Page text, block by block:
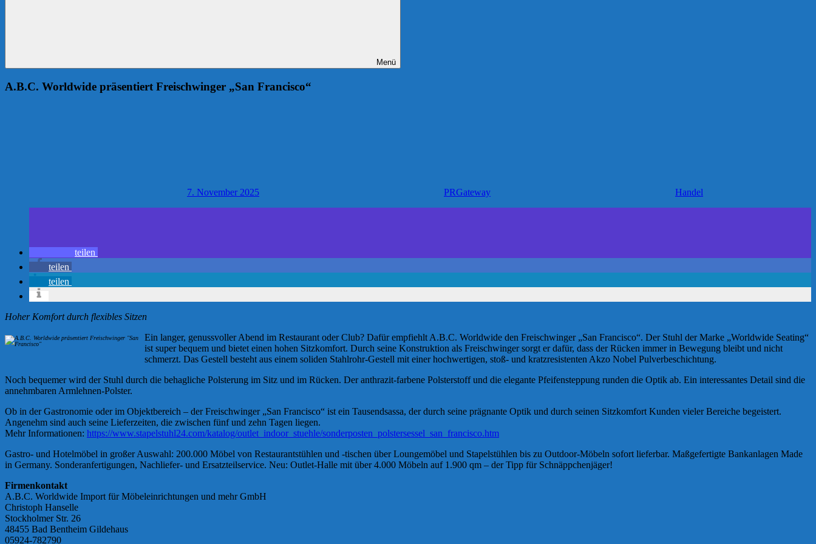
Menü
A.B.C. Worldwide präsentiert Freischwinger „San Francisco“
7. November 2025 PRGateway Handel
teilen
teilen
teilen
Hoher Komfort durch flexibles Sitzen
Ein langer, genussvoller Abend im Restaurant oder Club? Dafür empfiehlt A.B.C. Worldwide den Freischwinger „San Francisco“. Der Stuhl der Marke „Worldwide Seating“
ist super bequem und bietet einen hohen Sitzkomfort. Durch seine Konstruktion als Freischwinger sorgt er dafür, dass der Rücken immer in Bewegung bleibt und nicht
schmerzt. Das Gestell besteht aus einem soliden Stahlrohr-Gestell mit einer hochwertigen, stoß- und kratzresistenten Akzo Nobel Pulverbeschichtung.
Noch bequemer wird der Stuhl durch die behagliche Polsterung im Sitz und im Rücken. Der anthrazit-farbene Polsterstoff und die elegante Pfeifensteppung runden die Optik ab. Ein interessantes Detail sind die
annehmbaren Armlehnen-Polster.
Ob in der Gastronomie oder im Objektbereich – der Freischwinger „San Francisco“ ist ein Tausendsassa, der durch seine prägnante Optik und durch seinen Sitzkomfort Kunden vieler Bereiche begeistert.
Angenehm sind auch seine Lieferzeiten, die zwischen fünf und zehn Tagen liegen.
Mehr Informationen: https://www.stapelstuhl24.com/katalog/outlet_indoor_stuehle/sonderposten_polstersessel_san_francisco.htm
Gastro- und Hotelmöbel in großer Auswahl: 200.000 Möbel von Restaurantstühlen und -tischen über Loungemöbel und Stapelstühlen bis zu Outdoor-Möbeln sofort lieferbar. Maßgefertigte Bankanlagen Made
in Germany. Sonderanfertigungen, Nachliefer- und Ersatzteilservice. Neu: Outlet-Halle mit über 4.000 Möbeln auf 1.900 qm – der Tipp für Schnäppchenjäger!
Firmenkontakt
A.B.C. Worldwide Import für Möbeleinrichtungen und mehr GmbH
Christoph Hanselle
Stockholmer Str. 26
48455 Bad Bentheim Gildehaus
05924-782790